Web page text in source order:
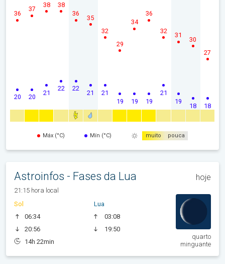
20
36
20
37
21
38
22
38
22
36
21
35
21
32
19
29
19
34
19
36
21
32
19
31
18
30
18
27
Máx (°C) Mín (°C) muito pouca
Astroinfos - Fases da Lua hoje
21:15 hora local
Sol
06:34
20:56
14h 22min
Lua
03:08
19:50
quarto
minguante